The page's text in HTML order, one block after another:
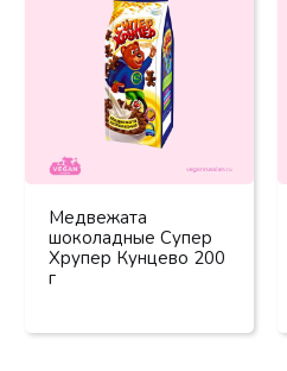
Медвежата
шоколадные Супер
Хрупер Кунцево 200
г